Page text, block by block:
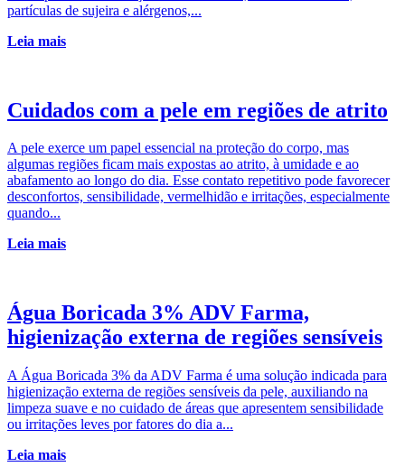
partículas de sujeira e alérgenos,...
Leia mais
Cuidados com a pele em regiões de atrito
A pele exerce um papel essencial na proteção do corpo, mas
algumas regiões ficam mais expostas ao atrito, à umidade e ao
abafamento ao longo do dia. Esse contato repetitivo pode favorecer
desconfortos, sensibilidade, vermelhidão e irritações, especialmente
quando...
Leia mais
Água Boricada 3% ADV Farma,
higienização externa de regiões sensíveis
A Água Boricada 3% da ADV Farma é uma solução indicada para
higienização externa de regiões sensíveis da pele, auxiliando na
limpeza suave e no cuidado de áreas que apresentem sensibilidade
ou irritações leves por fatores do dia a...
Leia mais